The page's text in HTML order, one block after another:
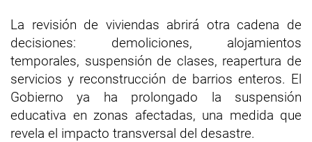
La revisión de viviendas abrirá otra cadena de
decisiones: demoliciones, alojamientos
temporales, suspensión de clases, reapertura de
servicios y reconstrucción de barrios enteros. El
Gobierno ya ha prolongado la suspensión
educativa en zonas afectadas, una medida que
revela el impacto transversal del desastre.